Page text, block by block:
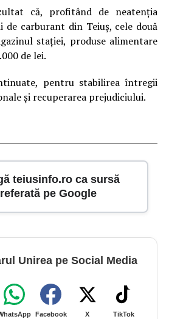
că, profitând de neatenția
de carburant din Teiuș, cele două
stației, produse alimentare
de lei.
pentru stabilirea întregii
și recuperarea prejudiciului.
teiusinfo.ro ca sursă
pe Google
Unirea pe Social Media
Facebook X TikTok